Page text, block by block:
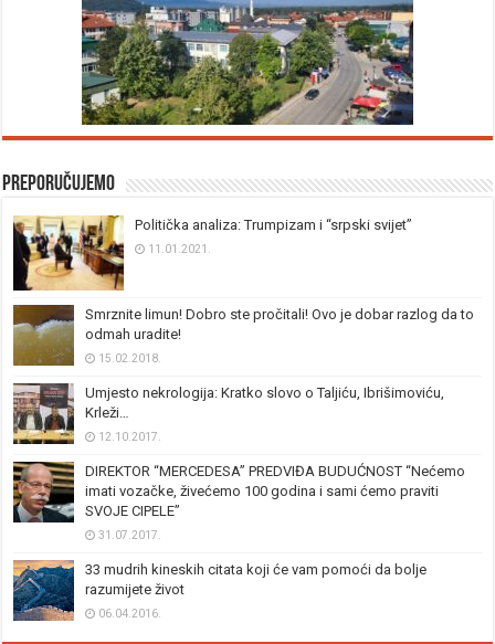
Preporučujemo
Politička analiza: Trumpizam i “srpski svijet”
11.01.2021.
Smrznite limun! Dobro ste pročitali! Ovo je dobar razlog da to
odmah uradite!
15.02.2018.
Umjesto nekrologija: Kratko slovo o Taljiću, Ibrišimoviću,
Krleži…
12.10.2017.
DIREKTOR “MERCEDESA” PREDVIĐA BUDUĆNOST “Nećemo
imati vozačke, živećemo 100 godina i sami ćemo praviti
SVOJE CIPELE”
31.07.2017.
33 mudrih kineskih citata koji će vam pomoći da bolje
razumijete život
06.04.2016.